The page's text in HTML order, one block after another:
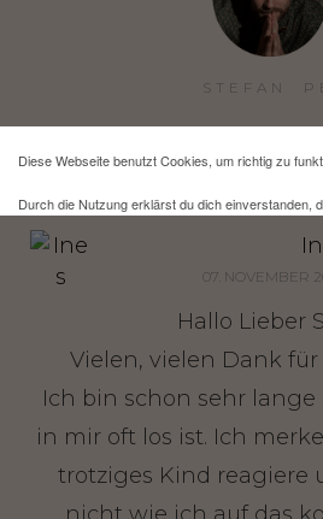
STEFAN
2
07. NOVEMBER
Hallo Lieber
Vielen, vielen Dank für
Ich bin schon sehr lange
in mir oft los ist. Ich
trotziges Kind reagiere
Diese Webseite benutzt Cookies, um richtig zu
Durch die Nutzung erklärst du dich einverstanden,
Mehr Infos und eine Opt-out-Möglichkeit findest du